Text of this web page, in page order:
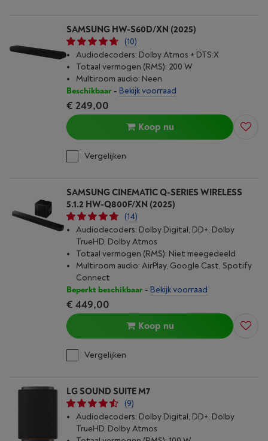
SAMSUNG HW-S60D/XN (2025)
(10)
Audiodecoders: Dolby Atmos + DTS:X
Totaal vermogen (RMS): 200 W
Multiroom audio: Neen
Beschikbaar- Bekijk voorraad
€ 249,00
Koop nu
Vergelijken
SAMSUNG CINEMATIC Q-SERIES WIRELESS
5.1.2 HW-Q800F/XN (2025)
(14)
Audiodecoders: Dolby Digital, DD+, Dolby
TrueHD, Dolby Atmos
Totaal vermogen (RMS): Niet meegedeeld
Multiroom audio: AirPlay, Google Cast, Spotify
Connect
Beperkt beschikbaar- Bekijk voorraad
€ 449,00
Koop nu
Vergelijken
LG SOUND SUITE M7
(9)
Audiodecoders: Dolby Digital, DD+, Dolby
TrueHD, Dolby Atmos